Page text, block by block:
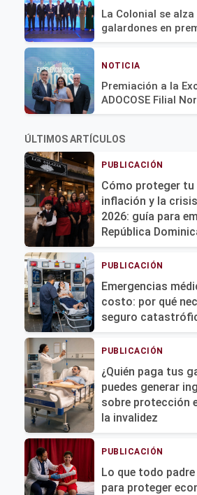
La Colonial se
galardones en
NOTICIA
Premiación a la
ADOCOSE Filial
ÚLTIMOS ARTÍCULOS
PUBLICACIÓN
Cómo proteger tu
inflación y la
2026: guía para
República
PUBLICACIÓN
Emergencias
costo: por qué
seguro
PUBLICACIÓN
¿Quién paga tus
puedes generar
sobre protección
la invalidez
PUBLICACIÓN
Lo que todo
para proteger